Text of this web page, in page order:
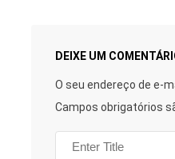
DEIXE UM
O seu endereço de e-
Campos obrigatórios